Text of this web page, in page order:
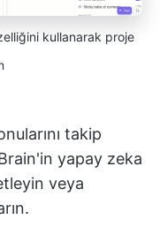
kullanarak proje
takip
yapay zeka
veya